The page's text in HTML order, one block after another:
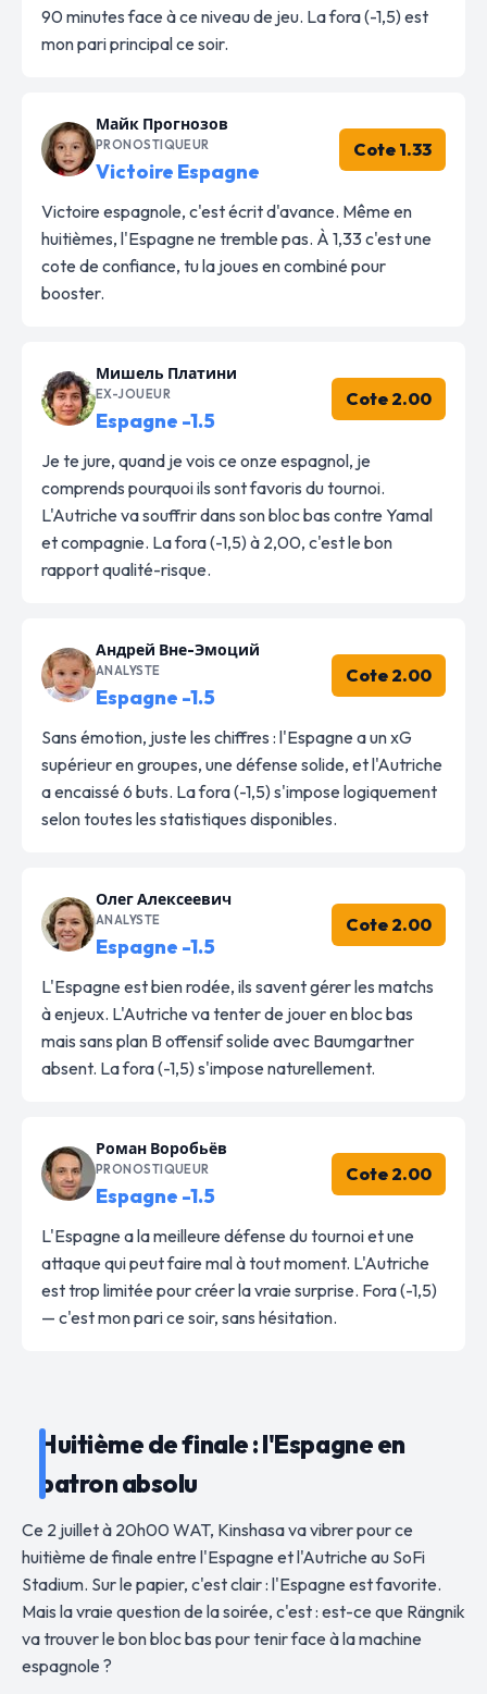
90 minutes face à ce niveau de jeu. La fora (-1,5) est
mon pari principal ce soir.
Майк Прогнозов
PRONOSTIQUEUR
Victoire Espagne
Cote 1.33
Victoire espagnole, c'est écrit d'avance. Même en
huitièmes, l'Espagne ne tremble pas. À 1,33 c'est une
cote de confiance, tu la joues en combiné pour
booster.
Мишель Платини
EX-JOUEUR
Espagne -1.5
Cote 2.00
Je te jure, quand je vois ce onze espagnol, je
comprends pourquoi ils sont favoris du tournoi.
L'Autriche va souffrir dans son bloc bas contre Yamal
et compagnie. La fora (-1,5) à 2,00, c'est le bon
rapport qualité-risque.
Андрей Вне-Эмоций
ANALYSTE
Espagne -1.5
Cote 2.00
Sans émotion, juste les chiffres : l'Espagne a un xG
supérieur en groupes, une défense solide, et l'Autriche
a encaissé 6 buts. La fora (-1,5) s'impose logiquement
selon toutes les statistiques disponibles.
Олег Алексеевич
ANALYSTE
Espagne -1.5
Cote 2.00
L'Espagne est bien rodée, ils savent gérer les matchs
à enjeux. L'Autriche va tenter de jouer en bloc bas
mais sans plan B offensif solide avec Baumgartner
absent. La fora (-1,5) s'impose naturellement.
Роман Воробьёв
PRONOSTIQUEUR
Espagne -1.5
Cote 2.00
L'Espagne a la meilleure défense du tournoi et une
attaque qui peut faire mal à tout moment. L'Autriche
est trop limitée pour créer la vraie surprise. Fora (-1,5)
— c'est mon pari ce soir, sans hésitation.
Huitième de finale : l'Espagne en
patron absolu
Ce 2 juillet à 20h00 WAT, Kinshasa va vibrer pour ce
huitième de finale entre l'Espagne et l'Autriche au SoFi
Stadium. Sur le papier, c'est clair : l'Espagne est favorite.
Mais la vraie question de la soirée, c'est : est-ce que Rängnik
va trouver le bon bloc bas pour tenir face à la machine
espagnole ?